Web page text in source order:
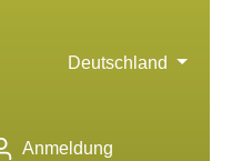
Anmeldung
Deutschland